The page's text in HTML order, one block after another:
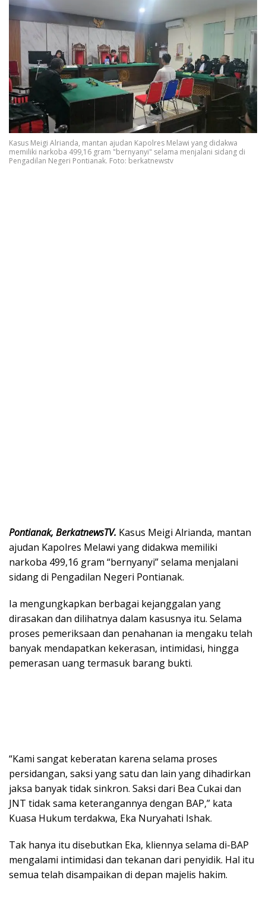
Kasus Meigi Alrianda, mantan ajudan Kapolres Melawi yang didakwa
memiliki narkoba 499,16 gram "bernyanyi" selama menjalani sidang di
Pengadilan Negeri Pontianak. Foto: berkatnewstv
Pontianak, BerkatnewsTV. Kasus Meigi Alrianda, mantan
ajudan Kapolres Melawi yang didakwa memiliki
narkoba 499,16 gram “bernyanyi” selama menjalani
sidang di Pengadilan Negeri Pontianak.
Ia mengungkapkan berbagai kejanggalan yang
dirasakan dan dilihatnya dalam kasusnya itu. Selama
proses pemeriksaan dan penahanan ia mengaku telah
banyak mendapatkan kekerasan, intimidasi, hingga
pemerasan uang termasuk barang bukti.
“Kami sangat keberatan karena selama proses
persidangan, saksi yang satu dan lain yang dihadirkan
jaksa banyak tidak sinkron. Saksi dari Bea Cukai dan
JNT tidak sama keterangannya dengan BAP,” kata
Kuasa Hukum terdakwa, Eka Nuryahati Ishak.
Tak hanya itu disebutkan Eka, kliennya selama di-BAP
mengalami intimidasi dan tekanan dari penyidik. Hal itu
semua telah disampaikan di depan majelis hakim.